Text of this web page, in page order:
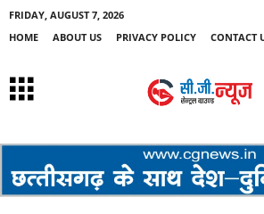
FRIDAY, AUGUST 7, 2026
HOME
ABOUT US PRIVACY POLICY CONTACT